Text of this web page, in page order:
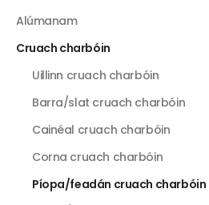
Alúmanam
Cruach charbóin
Uillinn cruach charbóin
Barra/slat cruach charbóin
Cainéal cruach charbóin
Corna cruach charbóin
Píopa/feadán cruach charbóin